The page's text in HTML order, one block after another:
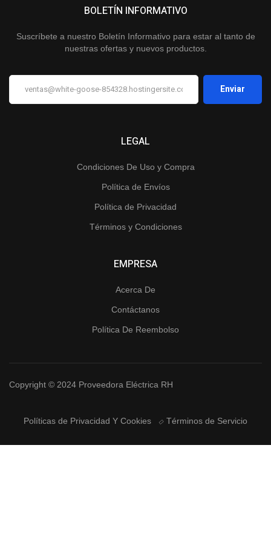
LEGAL
Condiciones De Uso y Compra
Política de Envíos
Política de Privacidad
Términos y Condiciones
EMPRESA
Acerca De
Contáctanos
Política De Reembolso
BOLETÍN INFORMATIVO
Suscríbete a nuestro Boletín Informativo para estar al tanto de
nuestras ofertas y nuevos productos.
Copyright © 2024 Proveedora Eléctrica RH
Políticas de Privacidad Y Cookies Términos de Servicio